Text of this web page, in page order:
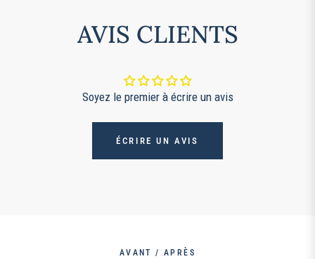
AVIS CLIENTS
Soyez le premier à écrire un avis
ÉCRIRE UN AVIS
AVANT / APRÈS